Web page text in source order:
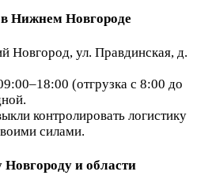
Нижнем Новгороде
Новгород, ул. Правдинская, д.
(отгрузка с 8:00 до
контролировать логистику
силами.
и области